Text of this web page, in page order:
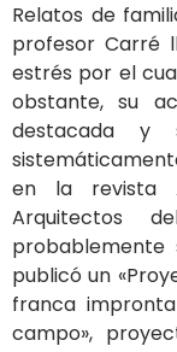
Relatos de
profesor Carré
estrés por el
obstante, su
destacada y
en la revista
Arquitectos
publicó un
franca
campo»,